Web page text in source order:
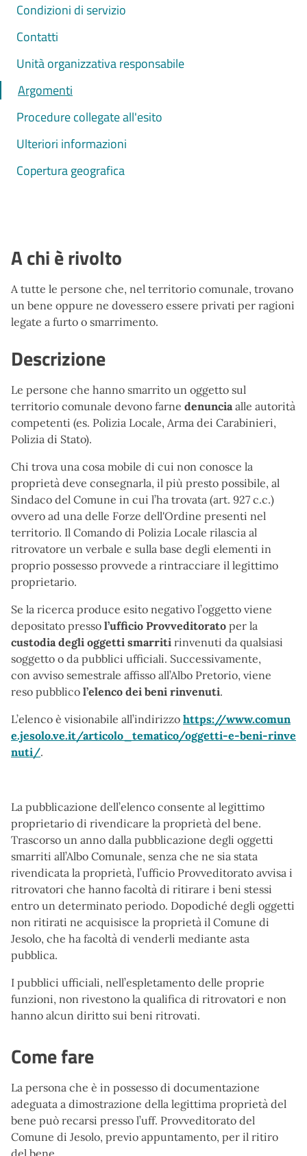
Condizioni di servizio
Contatti
Unità organizzativa responsabile
Argomenti
Procedure collegate all'esito
Ulteriori informazioni
Copertura geografica
A chi è rivolto
A tutte le persone che, nel territorio comunale, trovano
un bene oppure ne dovessero essere privati per ragioni
legate a furto o smarrimento.
Descrizione
Le persone che hanno smarrito un oggetto sul
territorio comunale devono farne denunciaalle autorità
competenti (es. Polizia Locale, Arma dei Carabinieri,
Polizia di Stato).
Chi trova una cosa mobile di cui non conosce la
proprietà deve consegnarla, il più presto possibile, al
Sindaco del Comune in cui l’ha trovata (art. 927 c.c.)
ovvero ad una delle Forze dell'Ordine presenti nel
territorio. Il Comando di Polizia Locale rilascia al
ritrovatore un verbale e sulla base degli elementi in
proprio possesso provvede a rintracciare il legittimo
proprietario.
Se la ricerca produce esito negativo l’oggetto viene
depositato presso l’ufficio Provveditorato per la
custodia degli oggetti smarriti rinvenuti da qualsiasi
soggetto o da pubblici ufficiali. Successivamente,
con avviso semestrale affisso all’Albo Pretorio, viene
reso pubblico l’elenco dei beni rinvenuti.
L’elenco è visionabile all’indirizzo https://www.comun
e.jesolo.ve.it/articolo_tematico/oggetti-e-beni-rinve
nuti/.
La pubblicazione dell’elenco consente al legittimo
proprietario di rivendicare la proprietà del bene.
Trascorso un anno dalla pubblicazione degli oggetti
smarriti all’Albo Comunale, senza che ne sia stata
rivendicata la proprietà, l’ufficio Provveditorato avvisa i
ritrovatori che hanno facoltà di ritirare i beni stessi
entro un determinato periodo. Dopodiché degli oggetti
non ritirati ne acquisisce la proprietà il Comune di
Jesolo, che ha facoltà di venderli mediante asta
pubblica.
I pubblici ufficiali, nell’espletamento delle proprie
funzioni, non rivestono la qualifica di ritrovatori e non
hanno alcun diritto sui beni ritrovati.
Come fare
La persona che è in possesso di documentazione
adeguata a dimostrazione della legittima proprietà del
bene può recarsi presso l’uff. Provveditorato del
Comune di Jesolo, previo appuntamento, per il ritiro
del bene.